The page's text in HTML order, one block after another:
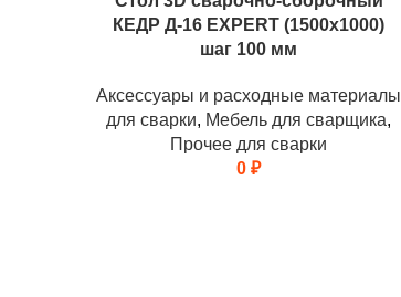
КЕДР Д-16 EXPERT (1500х1000)
шаг 100 мм
Аксессуары и расходные материалы
для сварки, Мебель для сварщика,
Прочее для сварки
0 ₽